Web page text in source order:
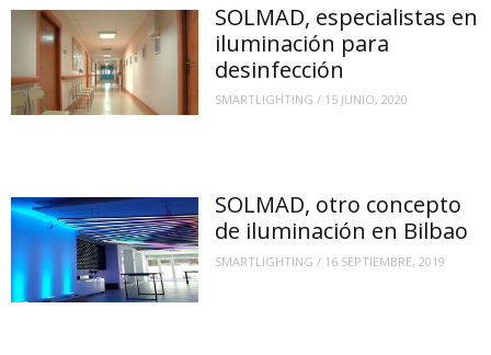
SOLMAD, especialistas en
iluminación para
desinfección
SMARTLIGHTING / 15 JUNIO, 2020
SOLMAD, otro concepto
de iluminación en Bilbao
SMARTLIGHTING / 16 SEPTIEMBRE, 2019